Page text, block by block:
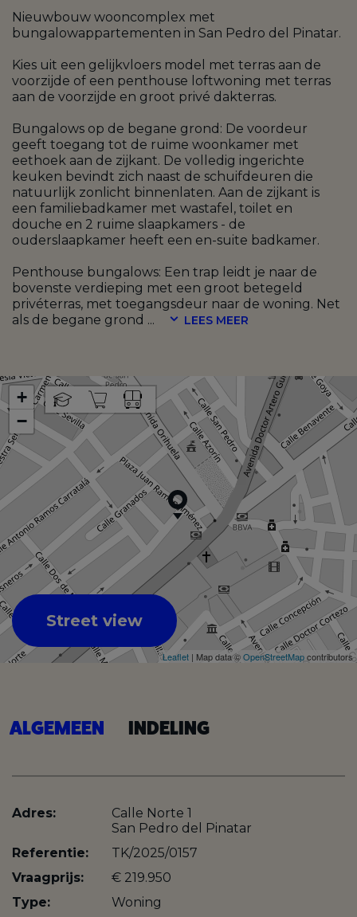
Nieuwbouw wooncomplex met
bungalowappartementen in San Pedro del Pinatar.
Kies uit een gelijkvloers model met terras aan de
voorzijde of een penthouse loftwoning met terras
aan de voorzijde en groot privé dakterras.
Bungalows op de begane grond: De voordeur
geeft toegang tot de ruime woonkamer met
eethoek aan de zijkant. De volledig ingerichte
keuken bevindt zich naast de schuifdeuren die
natuurlijk zonlicht binnenlaten. Aan de zijkant is
een familiebadkamer met wastafel, toilet en
douche en 2 ruime slaapkamers - de
ouderslaapkamer heeft een en-suite badkamer.
Penthouse bungalows: Een trap leidt je naar de
bovenste verdieping met een groot betegeld
privéterras, met toegangsdeur naar de woning. Net
als de begane grond ... LEES MEER
+
−
Leaflet | Map data ©OpenStreetMapcontributors
Street view
ALGEMEEN INDELING
Adres:
Calle Norte 1
San Pedro del Pinatar
Referentie:
TK/2025/0157
Vraagprijs:
€ 219.950
Type:
Woning